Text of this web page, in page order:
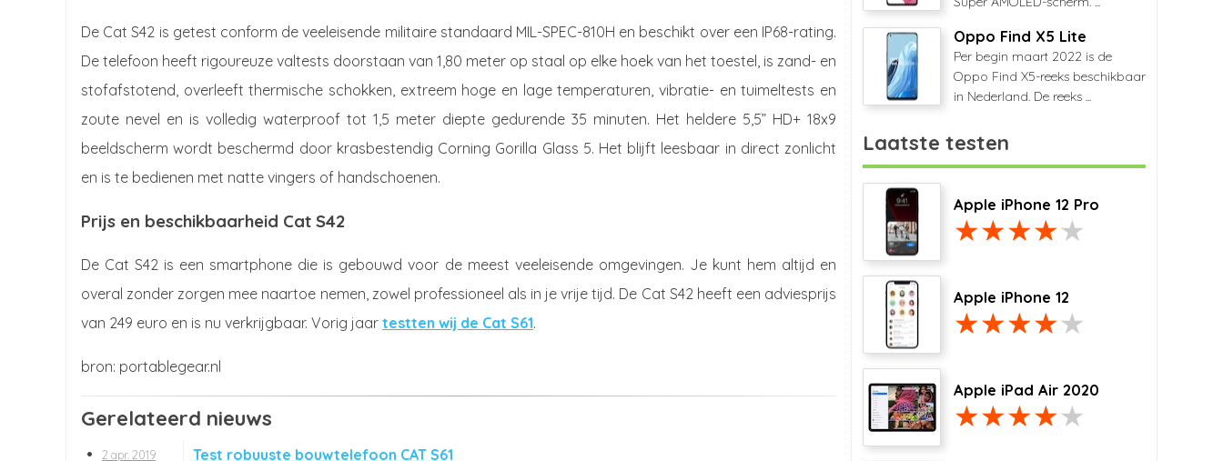
De Cat S42 is getest conform de veeleisende militaire standaard MIL-SPEC-810H en beschikt over een IP68-rating.
De telefoon heeft rigoureuze valtests doorstaan van 1,80 meter op staal op elke hoek van het toestel, is zand- en
stofafstotend, overleeft thermische schokken, extreem hoge en lage temperaturen, vibratie- en tuimeltests en
zoute nevel en is volledig waterproof tot 1,5 meter diepte gedurende 35 minuten. Het heldere 5,5” HD+ 18x9
beeldscherm wordt beschermd door krasbestendig Corning Gorilla Glass 5. Het blijft leesbaar in direct zonlicht
en is te bedienen met natte vingers of handschoenen.
Prijs en beschikbaarheid Cat S42
De Cat S42 is een smartphone die is gebouwd voor de meest veeleisende omgevingen. Je kunt hem altijd en
overal zonder zorgen mee naartoe nemen, zowel professioneel als in je vrije tijd. De Cat S42 heeft een adviesprijs
van 249 euro en is nu verkrijgbaar. Vorig jaar testten wij de Cat S61.
portablegear.nl
Gerelateerd nieuws
2 apr. 2019 Test robuuste bouwtelefoon CAT S61
Oppo Find X5 Lite
Per begin maart 2022 is de
Oppo Find X5-reeks beschikbaar
in Nederland. De reeks ...
Laatste testen
Apple iPhone 12 Pro
Apple iPhone 12
Apple iPad Air 2020